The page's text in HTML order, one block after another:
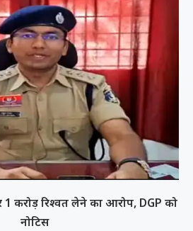
1 करोड़ रिश्वत लेने का आरोप, DGP को
नोटिस